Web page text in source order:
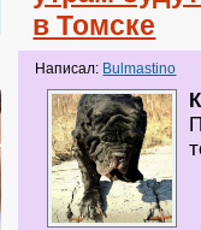
в Томске
Написал: Bulmastino